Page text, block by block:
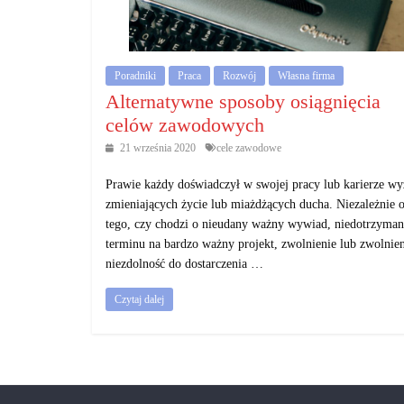
działalność
gospodarczą.
Porady
biznesowe
Poradniki Praca Rozwój Własna firma
Alternatywne sposoby osiągnięcia
celów zawodowych
21 września 2020 cele zawodowe
Prawie każdy doświadczył w swojej pracy lub karierze
zmieniających życie lub miażdżących ducha. Niezależnie
tego, czy chodzi o nieudany ważny wywiad,
terminu na bardzo ważny projekt, zwolnienie lub
niezdolność do dostarczenia …
Czytaj dalej